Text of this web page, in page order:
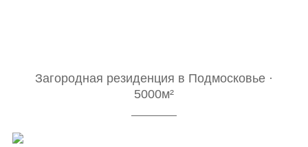
Загородная резиденция в Подмосковье ·
5000м²